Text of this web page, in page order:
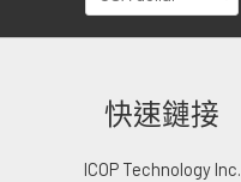
快速鏈接
ICOP Technology Inc.